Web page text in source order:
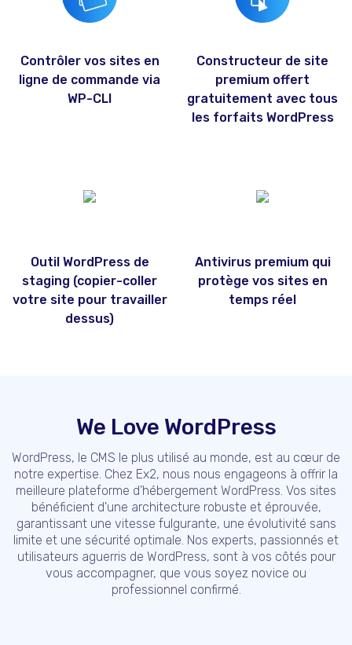
Contrôler vos sites en
ligne de commande via
WP-CLI
Constructeur de site
premium offert
gratuitement avec tous
les forfaits WordPress
Outil WordPress de
staging (copier-coller
votre site pour travailler
dessus)
Antivirus premium qui
protège vos sites en
temps réel
We Love WordPress
WordPress, le CMS le plus utilisé au monde, est au cœur de
notre expertise. Chez Ex2, nous nous engageons à offrir la
meilleure plateforme d’hébergement WordPress. Vos sites
bénéficient d'une architecture robuste et éprouvée,
garantissant une vitesse fulgurante, une évolutivité sans
limite et une sécurité optimale. Nos experts, passionnés et
utilisateurs aguerris de WordPress, sont à vos côtés pour
vous accompagner, que vous soyez novice ou
professionnel confirmé.